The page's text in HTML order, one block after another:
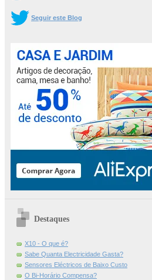
Seguir este Blog
Destaques
X10 - O que é?
Sabe Quanta Electricidade Gasta?
Sensores Eléctricos de Baixo Custo
O Bi-Horário Compensa?